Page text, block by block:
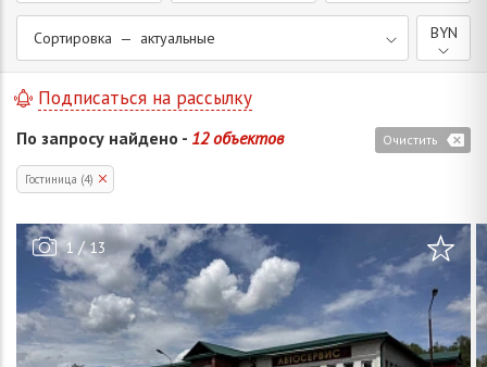
Сортировка — актуальные BYN
По запросу найдено - 12 объектов Очистить
Подписаться на рассылку
Гостиница (4)
1 /13